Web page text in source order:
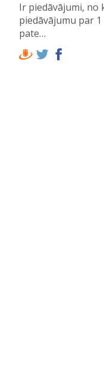
Ir piedāvājumi,
piedāvājumu par
pate…